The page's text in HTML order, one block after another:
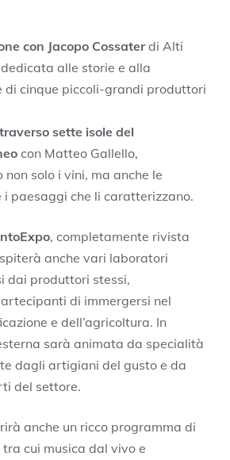
con Jacopo Cossaterdi Alti
alle storie e alla
di cinque piccoli-grandi produttori
sette isole del
con Matteo Gallello,
non solo i vini, ma anche le
i paesaggi che li caratterizzano.
, completamente rivista
anche vari laboratori
dai produttori stessi,
di immergersi nel
e dell’agricoltura. In
sarà animata da specialità
dagli artigiani del gusto e da
del settore.
anche un ricco programma di
cui musica dal vivo e